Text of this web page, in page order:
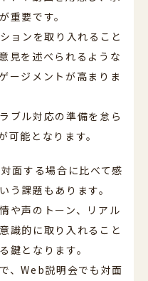
重要です。
ョンを取り入れること
見を述べられるような
ージメントが高まりま
ブル対応の準備を怠ら
可能となります。
面する場合に比べて感
う課題もあります。
や声のトーン、リアル
識的に取り入れること
鍵となります。
、Web説明会でも対面